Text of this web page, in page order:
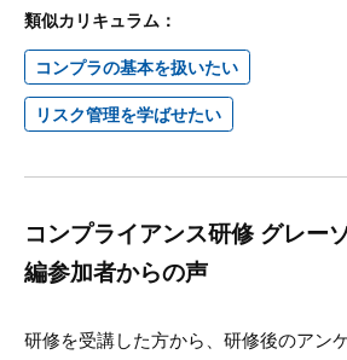
類似カリキュラム：
コンプラの基本を扱いたい
リスク管理を学ばせたい
コンプライアンス研修 グレー
編参加者からの声
研修を受講した方から、研修後のアン